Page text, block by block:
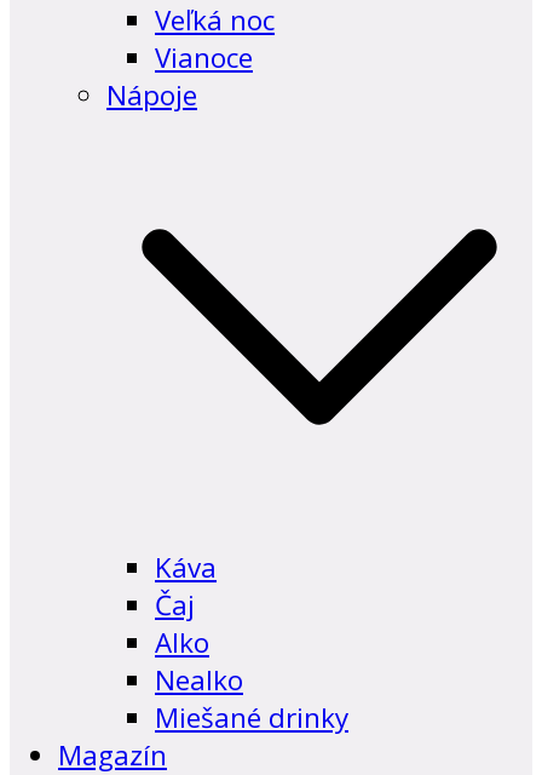
Veľká noc
Vianoce
Nápoje
Káva
Čaj
Alko
Nealko
Miešané drinky
Magazín